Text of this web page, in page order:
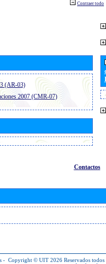
Contraer todo
(AR-03)
2007 (CMR-07)
Contactos
- Copyright © UIT 2026 Reservados todos